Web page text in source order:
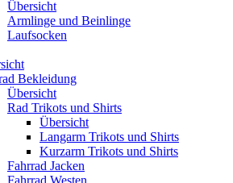
Übersicht
Armlinge und Beinlinge
Laufsocken
Bekleidung
Übersicht
Rad Trikots und Shirts
Übersicht
Langarm Trikots und Shirts
Kurzarm Trikots und Shirts
Fahrrad Jacken
Fahrrad Westen